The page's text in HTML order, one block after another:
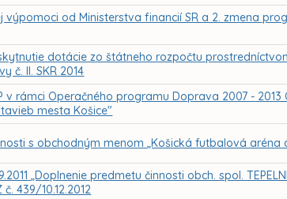
výpomoci od Ministerstva financií SR a 2. zmena
dotácie zo štátneho rozpočtu
č. II. SKR 2014
v rámci Operačného programu Doprava 2007 - 2013
mesta Košice"
s obchodným menom „Košická futbalová aréna
„Doplnenie predmetu činnosti obch. spol.
439/10.12.2012